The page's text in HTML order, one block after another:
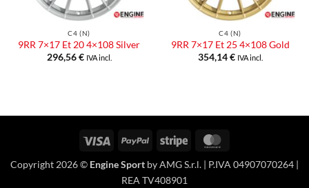
C4 (N)
9RR 7×17 Et 20 4×108 Silver
296,56€ IVA incl.
C4 (N)
9RR 7×17 Et 25 4×108 Gold
354,14€ IVA incl.
Visa PayPal Stripe
Copyright 2026 © Engine Sport by AMG S.r.l. | P.IVA 04907070264 |
REA TV408901